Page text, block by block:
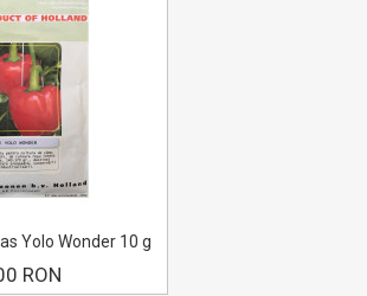
Yolo Wonder 10 g
RON